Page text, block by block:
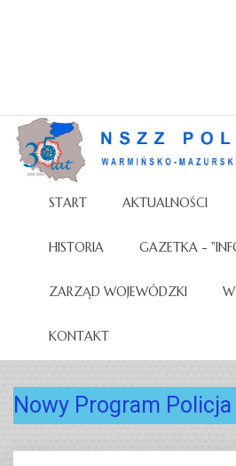
START AKTUALNOŚCI
HISTORIA GAZETKA -
ZARZĄD WOJEWÓDZKI
KONTAKT
Nowy Program Policja